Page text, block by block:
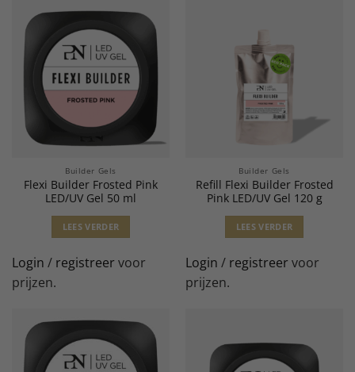
Builder Gels
Flexi Builder Frosted Pink
LED/UV Gel 50 ml
LEES VERDER
Login / registreer voor
prijzen.
Builder Gels
Refill Flexi Builder Frosted
Pink LED/UV Gel 120 g
LEES VERDER
Login / registreer voor
prijzen.